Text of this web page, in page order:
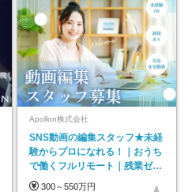
Apollon株式会社
SNS動画の編集スタッフ★未経
験からプロになれる！｜おうち
で働くフルリモート｜残業ゼロ
で18時退勤◎
300～550万円